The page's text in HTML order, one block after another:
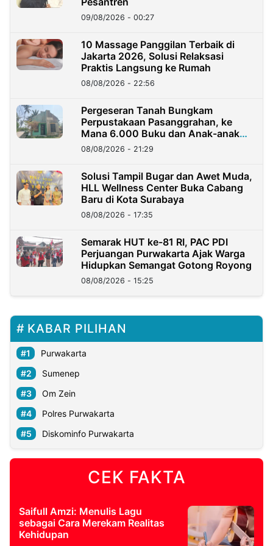
09/08/2026 - 00:27
10 Massage Panggilan Terbaik di
Jakarta 2026, Solusi Relaksasi
Praktis Langsung ke Rumah
08/08/2026 - 22:56
Pergeseran Tanah Bungkam
Perpustakaan Pasanggrahan, ke
Mana 6.000 Buku dan Anak-anak
Kini?
08/08/2026 - 21:29
Solusi Tampil Bugar dan Awet Muda,
HLL Wellness Center Buka Cabang
Baru di Kota Surabaya
08/08/2026 - 17:35
Semarak HUT ke-81 RI, PAC PDI
Perjuangan Purwakarta Ajak Warga
Hidupkan Semangat Gotong Royong
08/08/2026 - 15:25
KABAR PILIHAN
Purwakarta
Sumenep
Om Zein
Polres Purwakarta
Diskominfo Purwakarta
CEK FAKTA
Saifull Amzi: Menulis Lagu
sebagai Cara Merekam Realitas
Kehidupan